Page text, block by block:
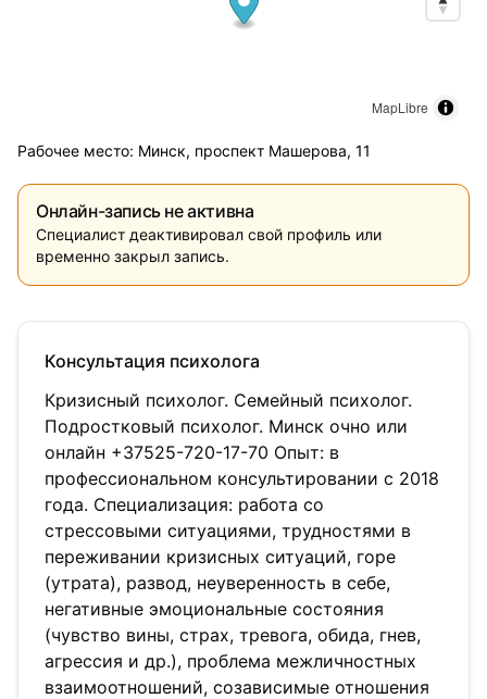
MapLibre
Рабочее место: Минск, проспект Машерова, 11
Онлайн-запись не активна
Специалист деактивировал свой профиль или
временно закрыл запись.
Консультация психолога
Кризисный психолог. Семейный психолог.
Подростковый психолог. Минск очно или
онлайн +37525-720-17-70 Опыт: в
профессиональном консультировании с 2018
года. Специализация: работа со
стрессовыми ситуациями, трудностями в
переживании кризисных ситуаций, горе
(утрата), развод, неуверенность в себе,
негативные эмоциональные состояния
(чувство вины, страх, тревога, обида, гнев,
агрессия и др.), проблема межличностных
взаимоотношений, созависимые отношения